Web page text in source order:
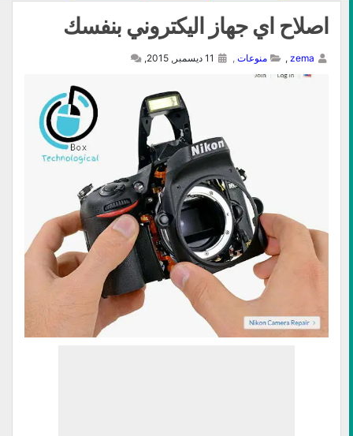
اصلاح اي جهاز اليكتروني بنفسك
zema
, منوعات ,